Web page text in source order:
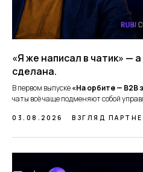
«Я же написал в чатик» —
сделана.
В первом выпуске«На орбите — B2B
чаты всё чаще подменяют собой
03.08.2026 ВЗГЛЯД